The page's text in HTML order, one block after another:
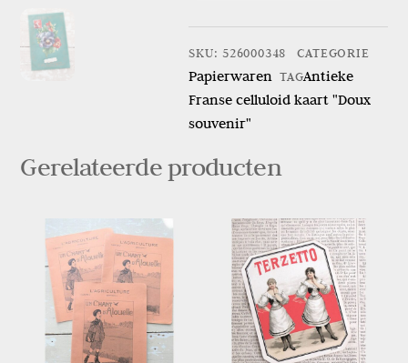
kaart
"Doux
souvenir"
aantal
SKU:526000348 CATEGORIE
Papierwaren TAGAntieke
Franse celluloid kaart "Doux
souvenir"
Gerelateerde producten